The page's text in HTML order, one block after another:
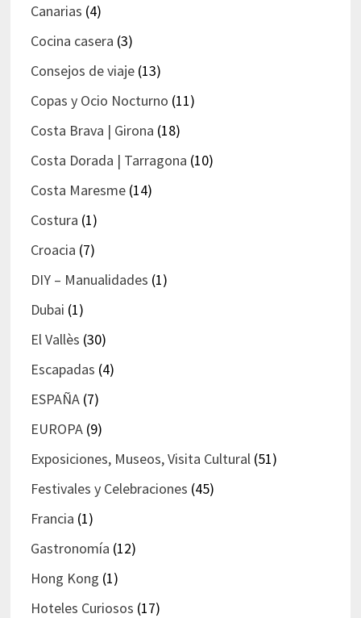
Canarias (4)
Cocina casera (3)
Consejos de viaje(13)
Copas y Ocio Nocturno (11)
Costa Brava | Girona (18)
Costa Dorada | Tarragona (10)
Costa Maresme(14)
Costura (1)
Croacia (7)
DIY – Manualidades (1)
Dubai (1)
El Vallès (30)
Escapadas (4)
ESPAÑA(7)
EUROPA(9)
Exposiciones, Museos, Visita Cultural(51)
Festivales y Celebraciones (45)
Francia (1)
Gastronomía (12)
Hong Kong (1)
Hoteles Curiosos (17)